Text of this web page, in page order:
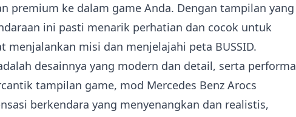
premium ke dalam game Anda. Dengan tampilan yang
ini pasti menarik perhatian dan cocok untuk
misi dan menjelajahi peta BUSSID.
desainnya yang modern dan detail, serta performa
tampilan game, mod Mercedes Benz Arocs
berkendara yang menyenangkan dan realistis,